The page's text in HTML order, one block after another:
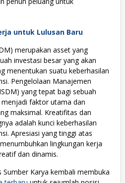
untuk Lulusan Baru
merupakan asset yang
investasi besar yang akan
menentukan suatu keberhasilan
Pengelolaan Manajemen
yang tepat bagi sebuah
faktor utama dan
maksimal. Kreatifitas dan
adalah kunci keberhasilan
Apresiasi yang tinggi atas
lingkungan kerja
dan dinamis.
Sumber Karya kembali membuka